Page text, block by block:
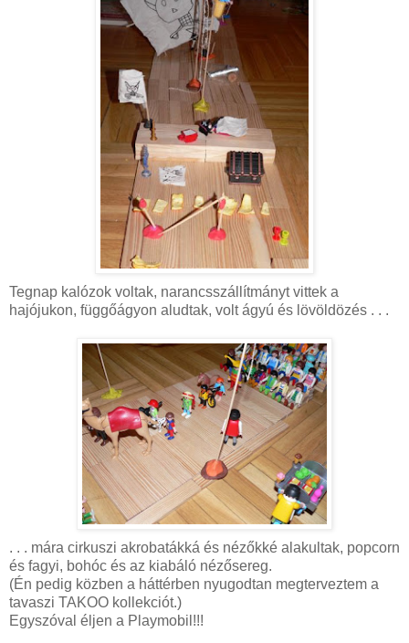
Tegnap kalózok voltak, narancsszállítmányt vittek a
hajójukon, függőágyon aludtak, volt ágyú és lövöldözés . . .
. . . mára cirkuszi akrobatákká és nézőkké alakultak, popcorn
és fagyi, bohóc és az kiabáló nézősereg.
(Én pedig közben a háttérben nyugodtan megterveztem a
tavaszi TAKOO kollekciót.)
Egyszóval éljen a Playmobil!!!